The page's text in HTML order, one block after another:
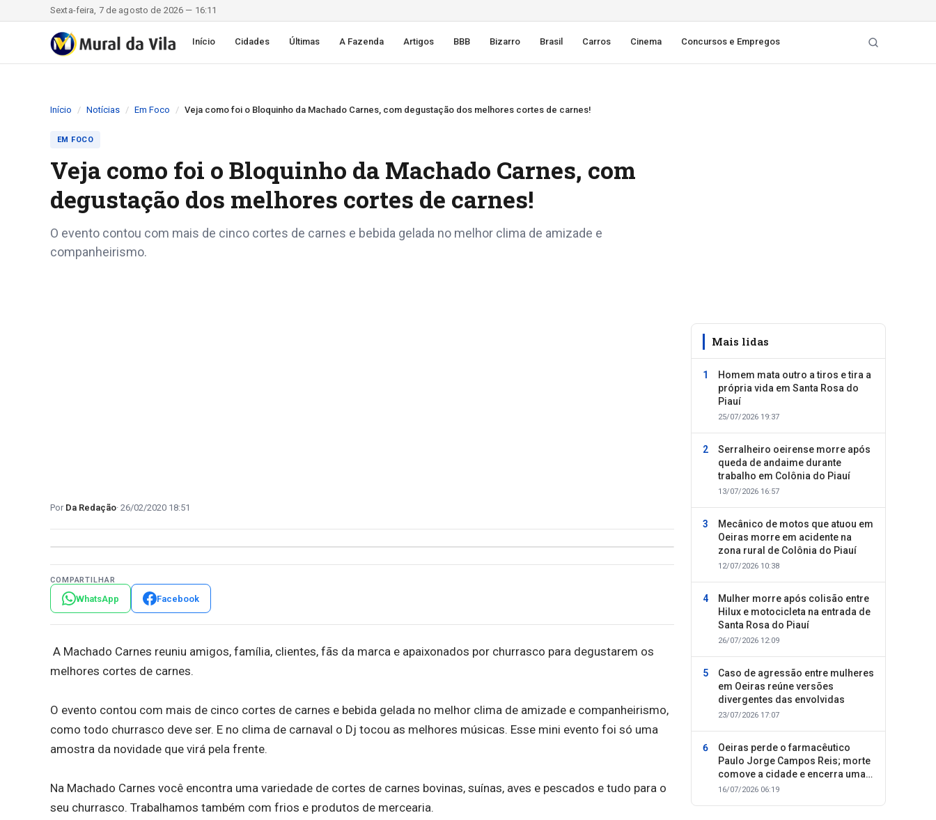
Sexta-feira, 7 de agosto de 2026 — 16:11
Início Cidades Últimas A Fazenda Artigos BBB Bizarro Brasil Carros Cinema Concursos e Empregos
Início Notícias Em Foco Veja como foi o Bloquinho da Machado Carnes, com degustação dos melhores cortes de carnes!
EM FOCO
Veja como foi o Bloquinho da Machado Carnes, com
degustação dos melhores cortes de carnes!
O evento contou com mais de cinco cortes de carnes e bebida gelada no melhor clima de amizade e
companheirismo.
Da Redação 26/02/2020 18:51
COMPARTILHAR
WhatsApp Facebook
A Machado Carnes reuniu amigos, família, clientes, fãs da marca e apaixonados por churrasco para degustarem os
melhores cortes de carnes.
O evento contou com mais de cinco cortes de carnes e bebida gelada no melhor clima de amizade e companheirismo,
como todo churrasco deve ser. E no clima de carnaval o Dj tocou as melhores músicas. Esse mini evento foi só uma
amostra da novidade que virá pela frente.
Na Machado Carnes você encontra uma variedade de cortes de carnes bovinas, suínas, aves e pescados e tudo para o
seu churrasco. Trabalhamos também com frios e produtos de mercearia.
Mais lidas
Homem mata outro a tiros e tira a
própria vida em Santa Rosa do
Piauí
25/07/2026 19:37
Serralheiro oeirense morre após
queda de andaime durante
trabalho em Colônia do Piauí
13/07/2026 16:57
Mecânico de motos que atuou em
Oeiras morre em acidente na
zona rural de Colônia do Piauí
12/07/2026 10:38
Mulher morre após colisão entre
Hilux e motocicleta na entrada de
Santa Rosa do Piauí
26/07/2026 12:09
Caso de agressão entre mulheres
em Oeiras reúne versões
divergentes das envolvidas
23/07/2026 17:07
Oeiras perde o farmacêutico
Paulo Jorge Campos Reis; morte
comove a cidade e encerra uma
trajetória dedicada ao cuidado
16/07/2026 06:19